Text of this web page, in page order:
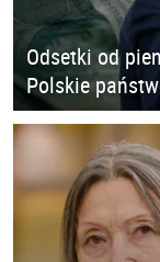
Odsetki od
Polskie